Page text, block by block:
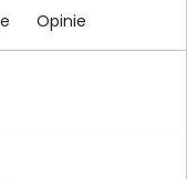
Opinie